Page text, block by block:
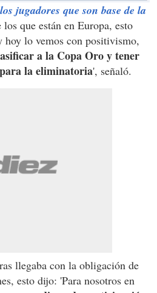
los jugadores que son base de la
los que están en Europa, esto
hoy lo vemos con positivismo,
a la Copa Oro y tener
la eliminatoria', señaló.
llegaba con la obligación de
esto dijo: 'Para nosotros en